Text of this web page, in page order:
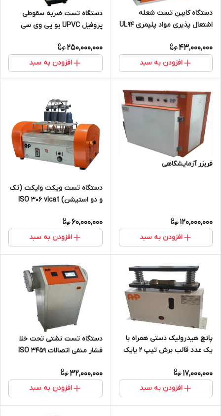
دستگاه کابین تست شعله
اشتعال پذیری مواد پلیمری UL94
43,000,000
افزودن به سبد
دستگاه تست ضربه سقوطی
پروفیل UPVC یو پی وی سی
250,000,000
افزودن به سبد
فریزر آزمایشگاهی
120,000,000
افزودن به سبد
دستگاه تست ویکت وایکت (تک
و دو استیشن) ISO 306 vicat
60,000,000
افزودن به سبد
پانچ هیدرولیک دستی همراه با
یک عدد قالب برش تیپ 2 یایک
17,000,000
افزودن به سبد
دستگاه تست نشتی تحت خلا
فشار منفی اتصالات ISO 3459
32,000,000
افزودن به سبد